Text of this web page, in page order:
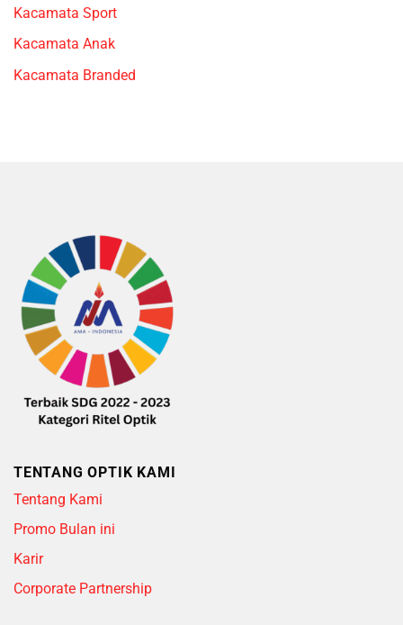
Kacamata Sport
Kacamata Anak
Kacamata Branded
TENTANG OPTIK KAMI
Tentang Kami
Promo Bulan ini
Karir
Corporate Partnership